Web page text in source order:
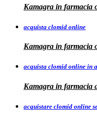
Kamagra in farmacia
acquista clomid online
Kamagra in farmacia
acquista clomid online in
Kamagra in farmacia
acquistare clomid online